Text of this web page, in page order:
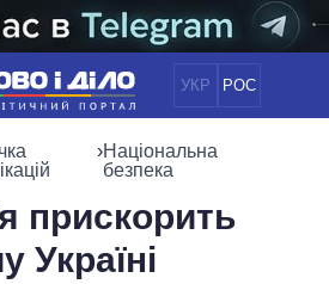
УКР РОС
НОВИНИ
ЕКОНОМІКА
СУСПІЛЬСТВО
ПОЛIТИКИ
›Національна
безпека
прискорить
Україні